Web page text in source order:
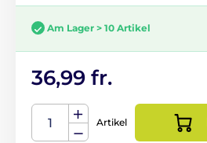
Am Lager > 10 Artikel
36,99 fr.
Artikel